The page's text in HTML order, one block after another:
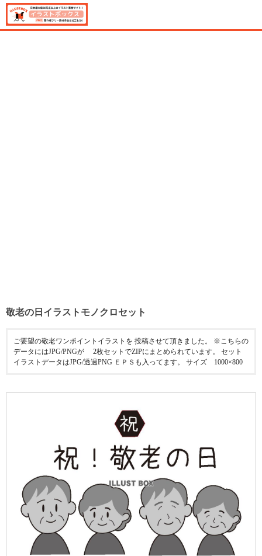
敬老の日イラストモノクロセット
ご要望の敬老ワンポイントイラストを 投稿させて頂きました。 ※こちらの
データにはJPG/PNGが 2枚セットでZIPにまとめられています。 セット
イラストデータはJPG/透過PNG ＥＰＳも入ってます。 サイズ 1000×800